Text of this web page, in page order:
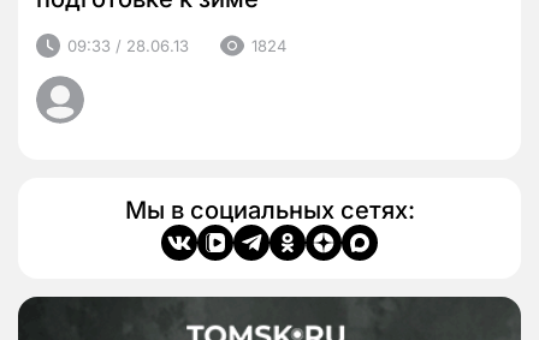
09:33 / 28.06.13 1824
Мы в социальных сетях: